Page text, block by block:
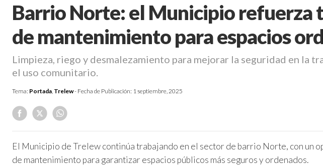
Barrio Norte: el Municipio refuerza
de mantenimiento para espacios
Limpieza, riego y desmalezamiento para mejorar la seguridad en la
el uso comunitario.
Tema: Portada, Trelew- Fecha de Publicación: 1 septiembre, 2025
El Municipio de Trelew continúa trabajando en el sector de barrio Norte, con un
de mantenimiento para garantizar espacios públicos más seguros y ordenados.